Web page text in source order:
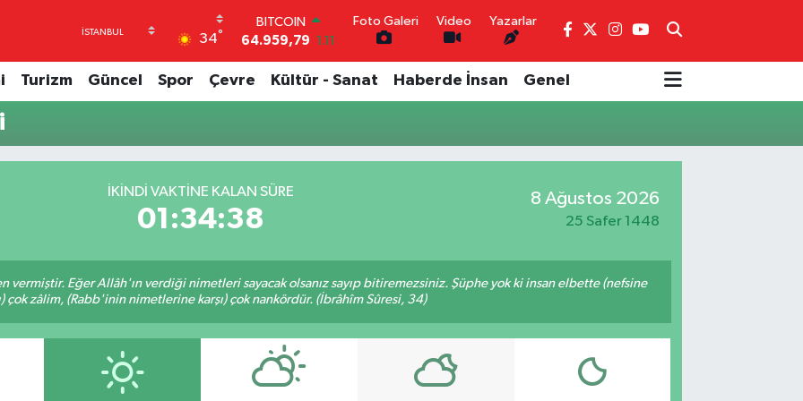
34°
BITCOIN
64.959,79 1.11
DOLAR
47,7436 0.18
6660.55
BİST100
13.779
Foto Galeri Video Yazarlar
Turizm Güncel Spor Çevre Kültür - Sanat Haberde İnsan Genel
İKINDI VAKTINE KALAN SÜRE
01:34:37
8 Ağustos 2026
25 Safer 1448
vermiştir. Eğer Allâh'ın verdiği nimetleri sayacak olsanız sayıp bitiremezsiniz. Şüphe yok ki insan elbette (nefsine
çok zâlim, (Rabb'inin nimetlerine karşı) çok nankördür. (İbrâhîm Sûresi, 34)